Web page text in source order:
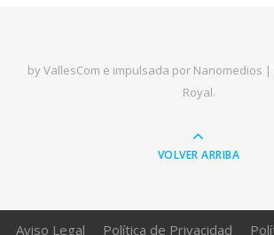
by VallesCom e impulsada por Nanomedios |
Royal.
VOLVER ARRIBA
Aviso Legal Política de Privacidad